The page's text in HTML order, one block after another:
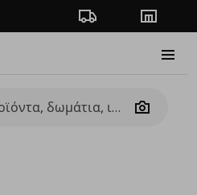
Πορεία παραγγελίας
Camera